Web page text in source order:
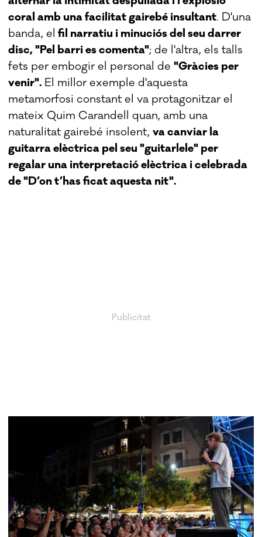
coral amb una facilitat gairebé insultant. D'una
banda, el fil narratiu i minuciós del seu darrer
disc, "Pel barri es comenta"; de l'altra, els talls
fets per embogir el personal de"Gràcies per
venir". El millor exemple d'aquesta
metamorfosi constant el va protagonitzar el
mateix Quim Carandell quan, amb una
naturalitat gairebé insolent,va canviar la
guitarra elèctrica pel seu "guitarlele" per
regalar una interpretació elèctrica i celebrada
de "D’on t’has ficat aquesta nit".